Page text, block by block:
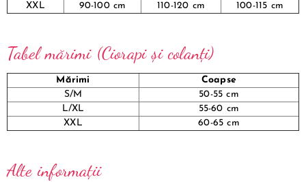
XXL
90-100 cm 110-120 cm 100-115 cm
Tabel mărimi (Ciorapi și colanți)
Mărimi
Coapse
S/M
50-55 cm
L/XL
55-60 cm
XXL
60-65 cm
Alte informații